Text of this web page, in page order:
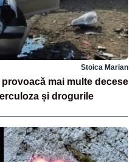
Stoica Marian
mai multe decese
și drogurile